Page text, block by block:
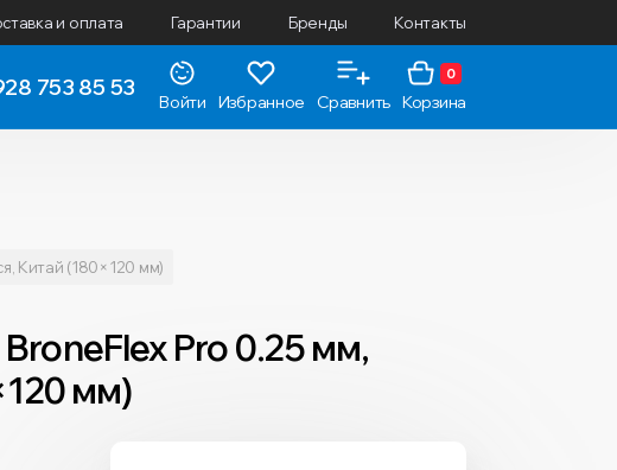
и оплата Гарантии Бренды Контакты
753 85 53
Войти Избранное Сравнить
0
Корзина
Китай (180×120 мм)
Pro 0.25 мм,
мм)